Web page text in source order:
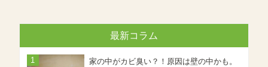
最新コラム
家の中がカビ臭い？！原因は壁の中かも。